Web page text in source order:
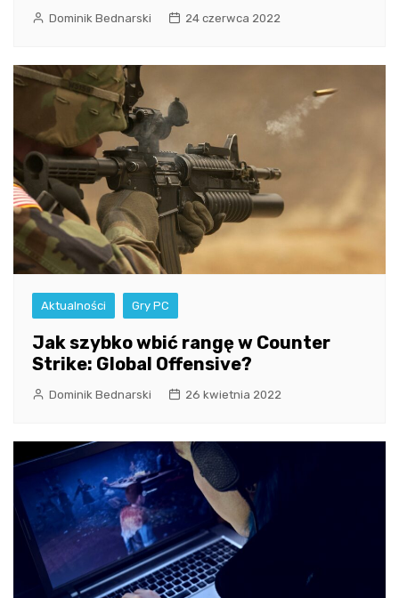
Dominik Bednarski 24 czerwca 2022
Aktualności Gry PC
Jak szybko wbić rangę w Counter
Strike: Global Offensive?
Dominik Bednarski 26 kwietnia 2022